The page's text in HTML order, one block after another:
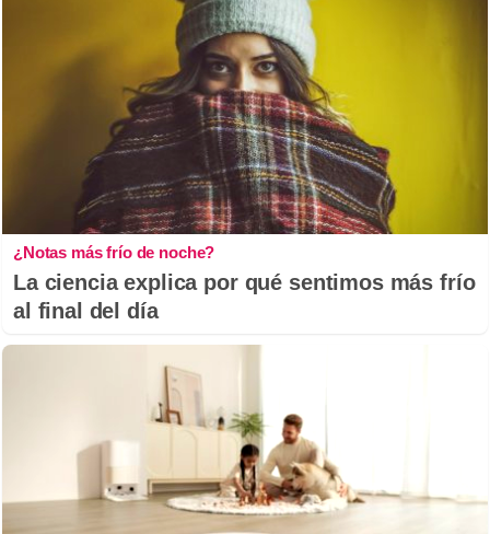
¿Notas más frío de noche?
La ciencia explica por qué sentimos más frío
al final del día